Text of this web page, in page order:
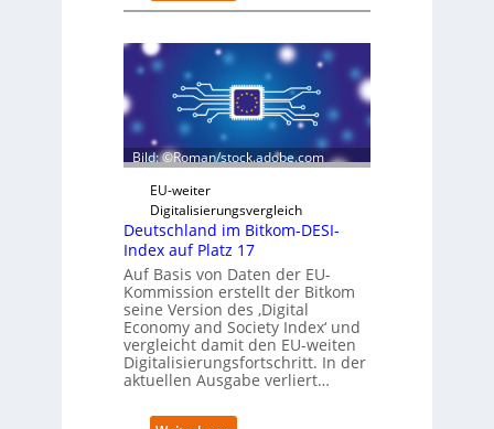
i
t
g
r
e
r
S
h
w
a
r
z
i
t
s
e
r
ö
f
f
n
e
n
Bild: ©Roman/stock.adobe.com
EU-weiter
Digitalisierungsvergleich
Deutschland im Bitkom-DESI-
Index auf Platz 17
Auf Basis von Daten der EU-
Kommission erstellt der Bitkom
seine Version des ‚Digital
Economy and Society Index‘ und
vergleicht damit den EU-weiten
Digitalisierungsfortschritt. In der
aktuellen Ausgabe verliert…